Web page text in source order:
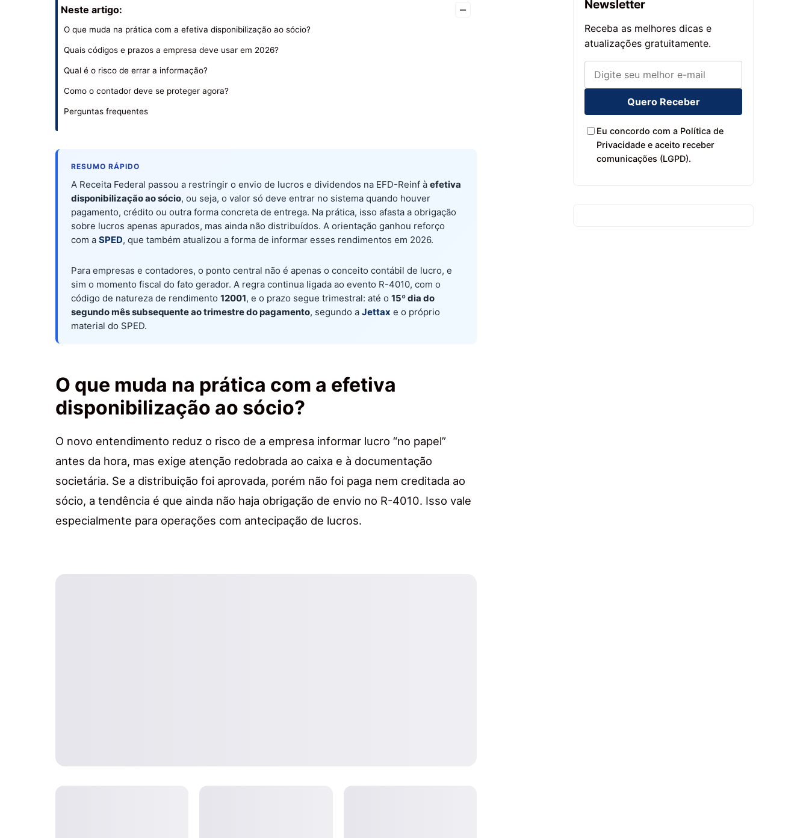
Neste artigo: –
O que muda na prática com a efetiva disponibilização ao sócio?
Quais códigos e prazos a empresa deve usar em 2026?
Qual é o risco de errar a informação?
Como o contador deve se proteger agora?
Perguntas frequentes
RESUMO RÁPIDO
A Receita Federal passou a restringir o envio de lucros e dividendos na EFD-Reinf à efetiva
disponibilização ao sócio, ou seja, o valor só deve entrar no sistema quando houver
pagamento, crédito ou outra forma concreta de entrega. Na prática, isso afasta a obrigação
sobre lucros apenas apurados, mas ainda não distribuídos. A orientação ganhou reforço
com a SPED, que também atualizou a forma de informar esses rendimentos em 2026.
Para empresas e contadores, o ponto central não é apenas o conceito contábil de lucro, e
sim o momento fiscal do fato gerador. A regra continua ligada ao evento R-4010, com o
código de natureza de rendimento 12001, e o prazo segue trimestral: até o 15º dia do
segundo mês subsequente ao trimestre do pagamento, segundo a Jettax e o próprio
material do SPED.
O que muda na prática com a efetiva
disponibilização ao sócio?
O novo entendimento reduz o risco de a empresa informar lucro “no papel”
antes da hora, mas exige atenção redobrada ao caixa e à documentação
societária. Se a distribuição foi aprovada, porém não foi paga nem creditada ao
sócio, a tendência é que ainda não haja obrigação de envio no R-4010. Isso vale
especialmente para operações com antecipação de lucros.
Newsletter
Receba as melhores dicas e
atualizações gratuitamente.
Quero Receber
Eu concordo com a Política de
Privacidade e aceito receber
comunicações (LGPD).